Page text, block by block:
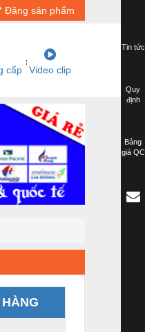
Đăng sản phẩm
cấp Video clip
Tin tức
Quy
định
Bảng
giá QC